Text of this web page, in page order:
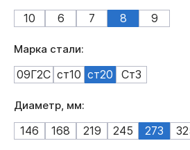
10 6 7 8 9
Марка стали:
09Г2С ст10 ст20 Ст3
Диаметр, мм:
146 168 219 245 273